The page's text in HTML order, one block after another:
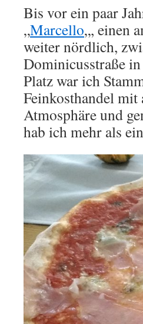
Bis vor ein paar
„Marcello„, einen
weiter nördlich,
Dominicusstraße
Platz war ich
Feinkosthandel mit
Atmosphäre und
hab ich mehr als